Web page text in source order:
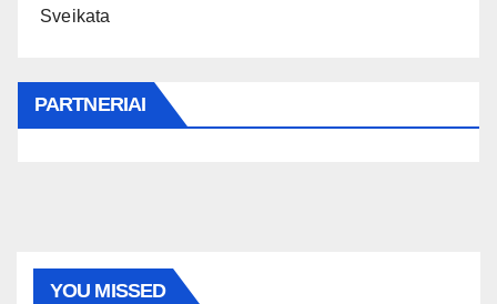
Sveikata
PARTNERIAI
YOU MISSED